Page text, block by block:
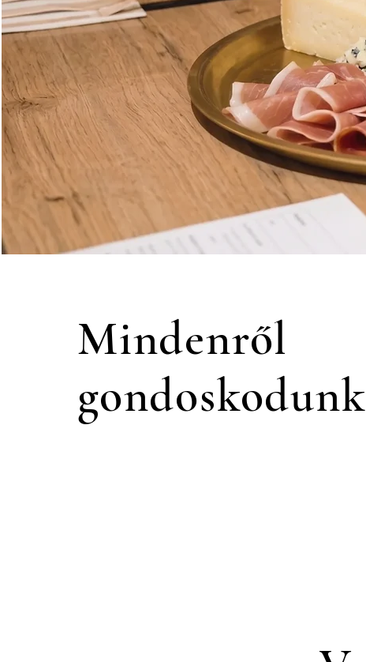
Mindenről
gondoskodunk